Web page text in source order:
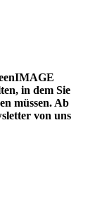
in dem Sie
müssen. Ab
von uns